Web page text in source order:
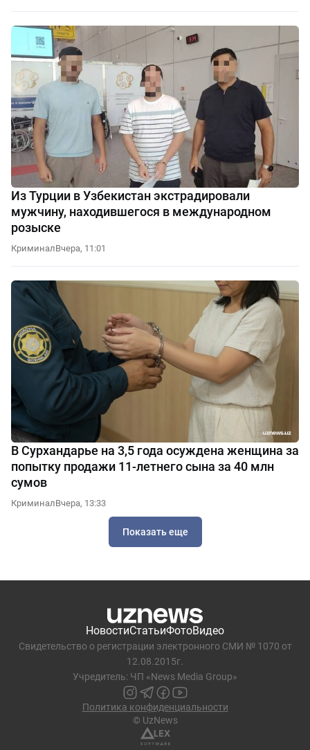
Из Турции в Узбекистан экстрадировали
мужчину, находившегося в международном
розыске
КриминалВчера, 11:01
В Сурхандарье на 3,5 года осуждена женщина за
попытку продажи 11-летнего сына за 40 млн
сумов
КриминалВчера, 13:33
Показать еще
НовостиСтатьиФотоВидео
Свидетельство о регистрации электронного СМИ № 1070 от
12.08.2015г.
Учредитель: ЧП «News Media Group»
Политика конфиденциальности
© UzNews